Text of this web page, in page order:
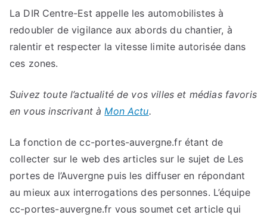
La DIR Centre-Est appelle les automobilistes à
redoubler de vigilance aux abords du chantier, à
ralentir et respecter la vitesse limite autorisée dans
ces zones.
Suivez toute l’actualité de vos villes et médias favoris
en vous inscrivant à Mon Actu.
La fonction de cc-portes-auvergne.fr étant de
collecter sur le web des articles sur le sujet de Les
portes de l’Auvergne puis les diffuser en répondant
au mieux aux interrogations des personnes. L’équipe
cc-portes-auvergne.fr vous soumet cet article qui